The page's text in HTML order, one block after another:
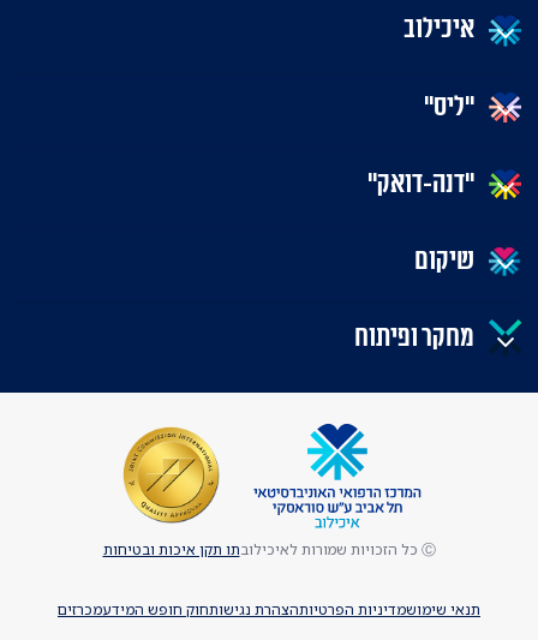
איכילוב
"ליס"
"דנה-דואק"
שיקום
מחקר ופיתוח
תנאי שימושמדיניות הפרטיותהצהרת נגישותחוק חופש המידעמכרזים
Ⓒ כל הזכויות שמורות לאיכילוב תו תקן איכות ובטיחות